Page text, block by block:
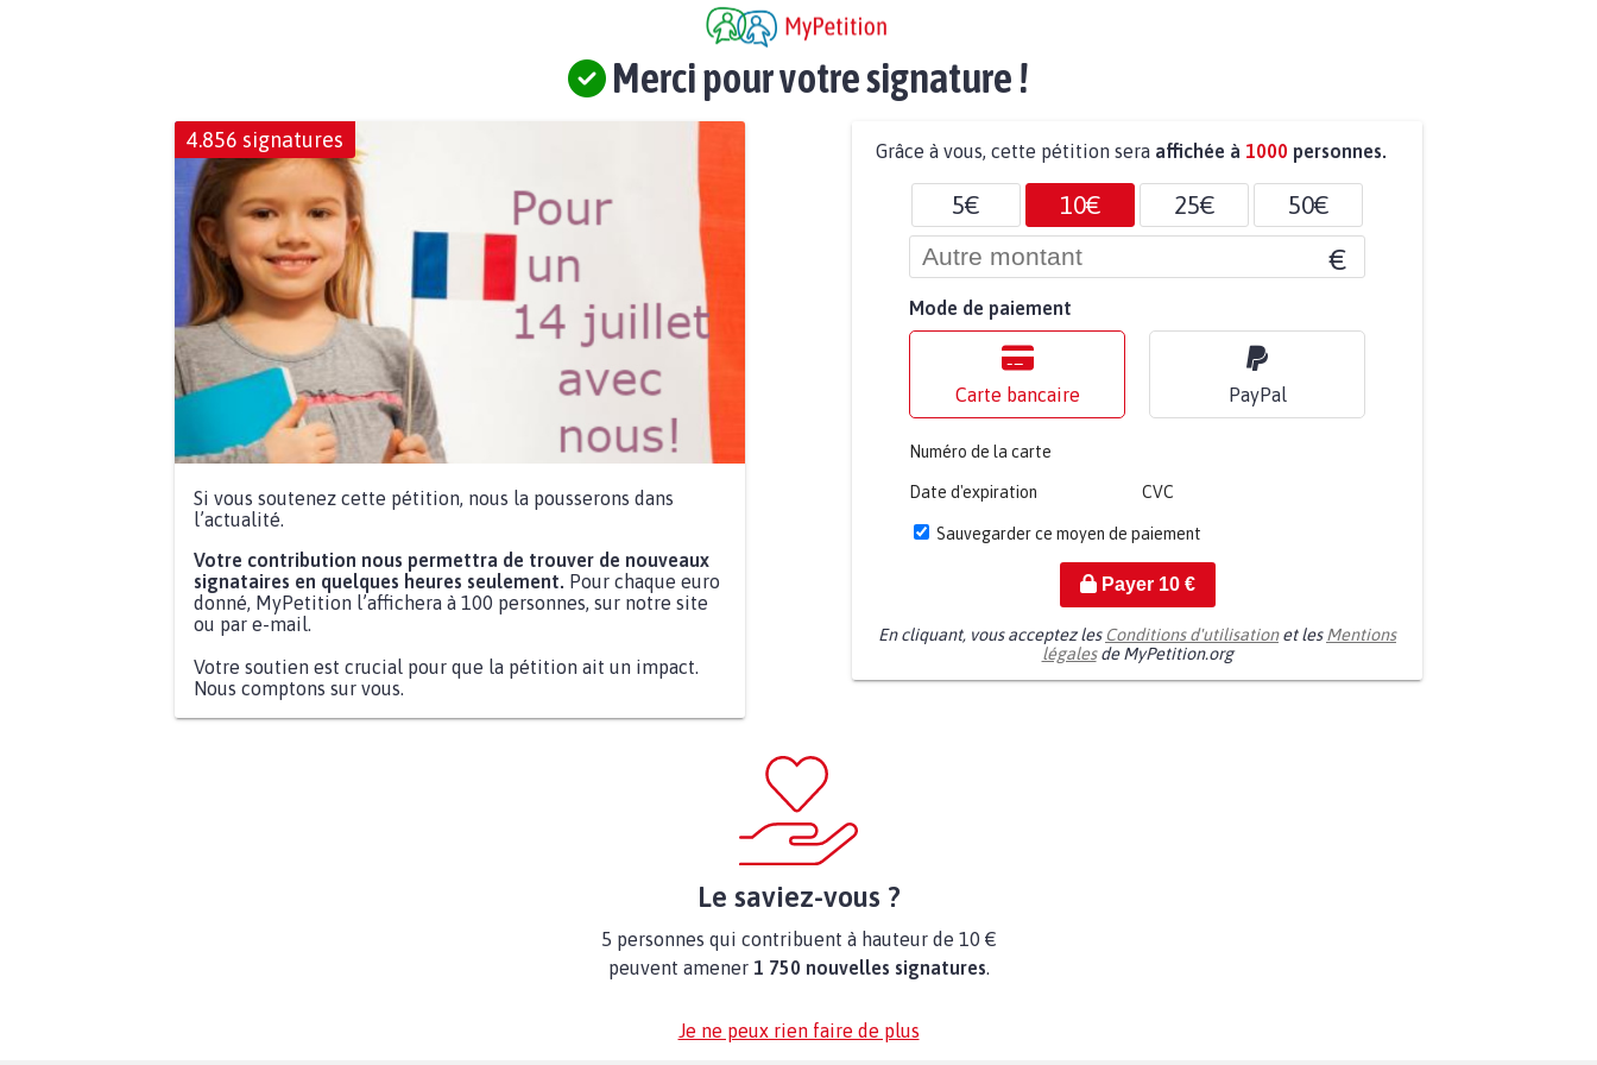
Merci pour votre signature !
4.856 signatures
Si vous soutenez cette pétition, nous la pousserons dans
l’actualité.
Votre contribution nous permettra de trouver de nouveaux
signataires en quelques heures seulement. Pour chaque euro
donné, MyPetition l’affichera à 100 personnes, sur notre site
ou par e-mail.
Votre soutien est crucial pour que la pétition ait un impact.
Nous comptons sur vous.
Grâce à vous, cette pétition sera affichée à 1000 personnes.
5€ 10€ 25€ 50€
€
Mode de paiement
Carte bancaire PayPal
Numéro de la carte
Date d'expiration CVC
Sauvegarder ce moyen de paiement
Payer 10€
En cliquant, vous acceptez les Conditions d'utilisationet lesMentions
légalesde MyPetition.org
Le saviez-vous ?
5 personnes qui contribuent à hauteur de 10 €
peuvent amener 1 750 nouvelles signatures.
Je ne peux rien faire de plus